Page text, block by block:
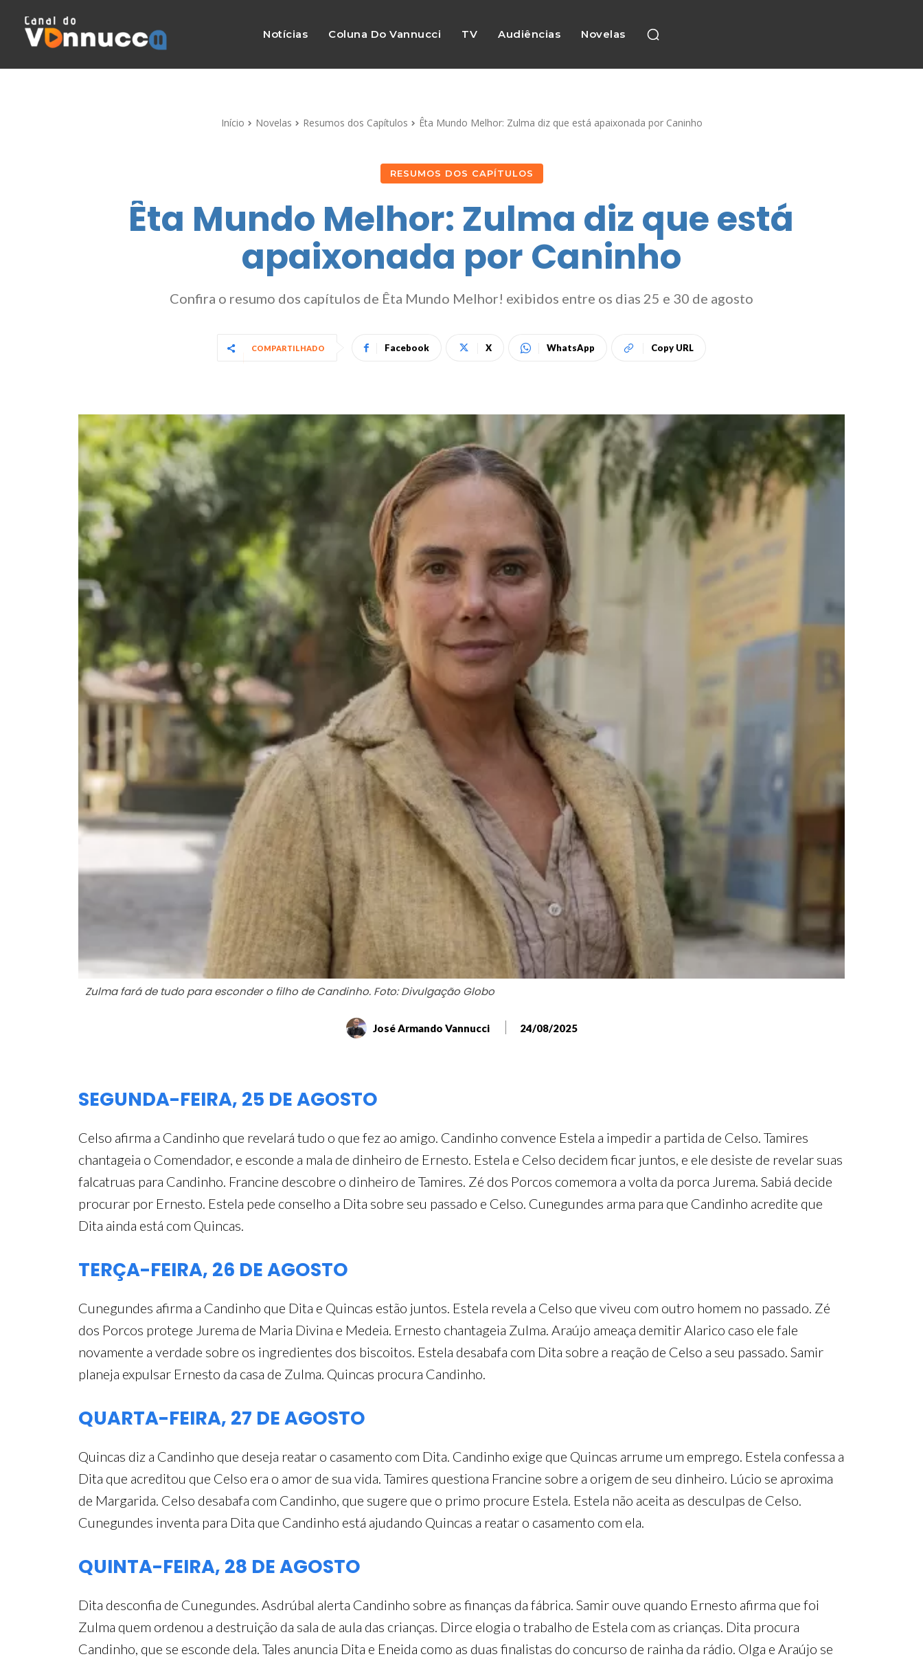
Notícias Coluna Do Vannucci TV Audiências Novelas
Início Novelas Resumos dos Capítulos Êta Mundo Melhor: Zulma diz que está apaixonada por Caninho
RESUMOS DOS CAPÍTULOS
Êta Mundo Melhor: Zulma diz que está
apaixonada por Caninho
Confira o resumo dos capítulos de Êta Mundo Melhor! exibidos entre os dias 25 e 30 de agosto
COMPARTILHADO Facebook X WhatsApp Copy URL
Zulma fará de tudo para esconder o filho de Candinho. Foto: Divulgação Globo
José Armando Vannucci 24/08/2025
SEGUNDA-FEIRA, 25 DE AGOSTO
Celso afirma a Candinho que revelará tudo o que fez ao amigo. Candinho convence Estela a impedir a partida de Celso. Tamires
chantageia o Comendador, e esconde a mala de dinheiro de Ernesto. Estela e Celso decidem ficar juntos, e ele desiste de revelar suas
falcatruas para Candinho. Francine descobre o dinheiro de Tamires. Zé dos Porcos comemora a volta da porca Jurema. Sabiá decide
procurar por Ernesto. Estela pede conselho a Dita sobre seu passado e Celso. Cunegundes arma para que Candinho acredite que
Dita ainda está com Quincas.
TERÇA-FEIRA, 26 DE AGOSTO
Cunegundes afirma a Candinho que Dita e Quincas estão juntos. Estela revela a Celso que viveu com outro homem no passado. Zé
dos Porcos protege Jurema de Maria Divina e Medeia. Ernesto chantageia Zulma. Araújo ameaça demitir Alarico caso ele fale
novamente a verdade sobre os ingredientes dos biscoitos. Estela desabafa com Dita sobre a reação de Celso a seu passado. Samir
planeja expulsar Ernesto da casa de Zulma. Quincas procura Candinho.
QUARTA-FEIRA, 27 DE AGOSTO
Quincas diz a Candinho que deseja reatar o casamento com Dita. Candinho exige que Quincas arrume um emprego. Estela confessa a
Dita que acreditou que Celso era o amor de sua vida. Tamires questiona Francine sobre a origem de seu dinheiro. Lúcio se aproxima
de Margarida. Celso desabafa com Candinho, que sugere que o primo procure Estela. Estela não aceita as desculpas de Celso.
Cunegundes inventa para Dita que Candinho está ajudando Quincas a reatar o casamento com ela.
QUINTA-FEIRA, 28 DE AGOSTO
Dita desconfia de Cunegundes. Asdrúbal alerta Candinho sobre as finanças da fábrica. Samir ouve quando Ernesto afirma que foi
Zulma quem ordenou a destruição da sala de aula das crianças. Dirce elogia o trabalho de Estela com as crianças. Dita procura
Candinho, que se esconde dela. Tales anuncia Dita e Eneida como as duas finalistas do concurso de rainha da rádio. Olga e Araújo se